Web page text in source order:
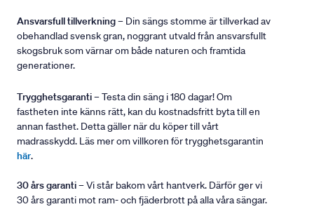
Ansvarsfull tillverkning– Din sängs stomme är tillverkad av
obehandlad svensk gran, noggrant utvald från ansvarsfullt
skogsbruk som värnar om både naturen och framtida
generationer.
Trygghetsgaranti– Testa din säng i 180 dagar! Om
fastheten inte känns rätt, kan du kostnadsfritt byta till en
annan fasthet. Detta gäller när du köper till vårt
madrasskydd. Läs mer om villkoren för trygghetsgarantin
här.
30 års garanti– Vi står bakom vårt hantverk. Därför ger vi
30 års garanti mot ram- och fjäderbrott på alla våra sängar.